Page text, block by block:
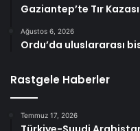
Gaziantep’te Tır
Ağustos 6, 2026
Ordu’da uluslararası
Rastgele Haberler
Temmuz 17, 2026